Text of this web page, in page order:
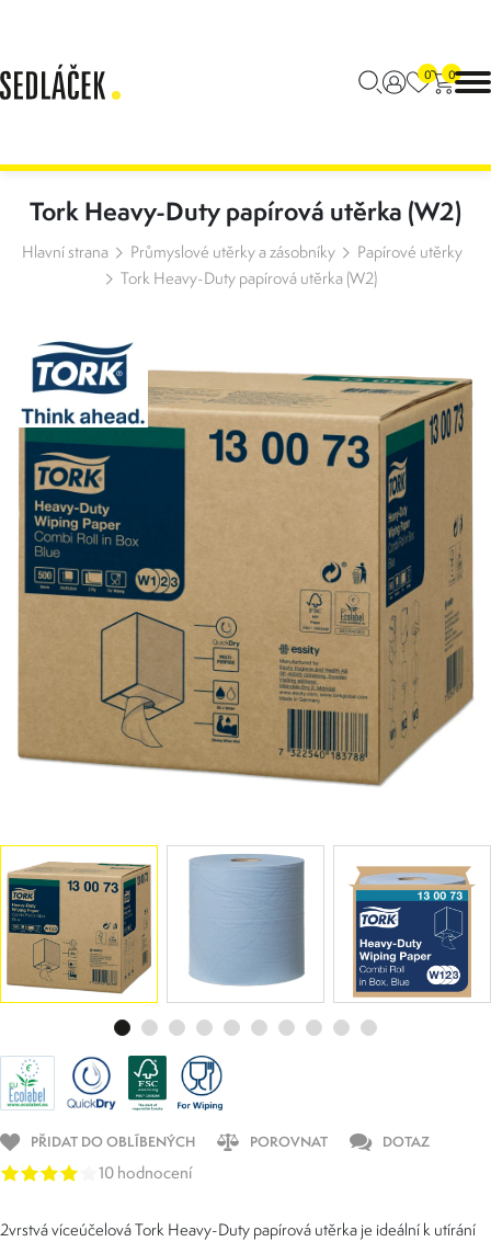
0 0
Tork Heavy-Duty papírová utěrka (W2)
Hlavní strana Průmyslové utěrky a zásobníky
Papírové utěrky
Tork Heavy-Duty papírová utěrka (W2)
PŘIDAT DO OBLÍBENÝCH POROVNAT DOTAZ
10 hodnocení
2vrstvá víceúčelová Tork Heavy-Duty papírová utěrka je ideální k utírání